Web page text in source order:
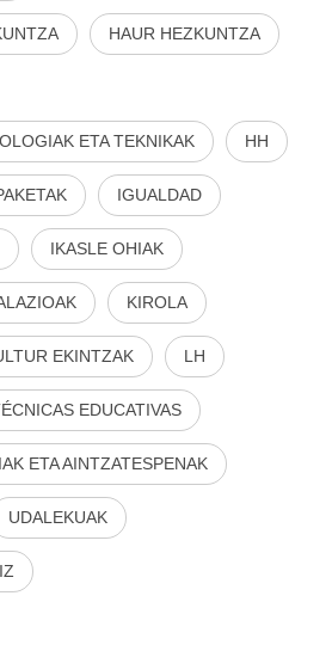
HAUR HEZKUNTZA
ETA TEKNIKAK HH
IGUALDAD
IKASLE OHIAK
KIROLA
EKINTZAK LH
EDUCATIVAS
ETA AINTZATESPENAK
UDALEKUAK